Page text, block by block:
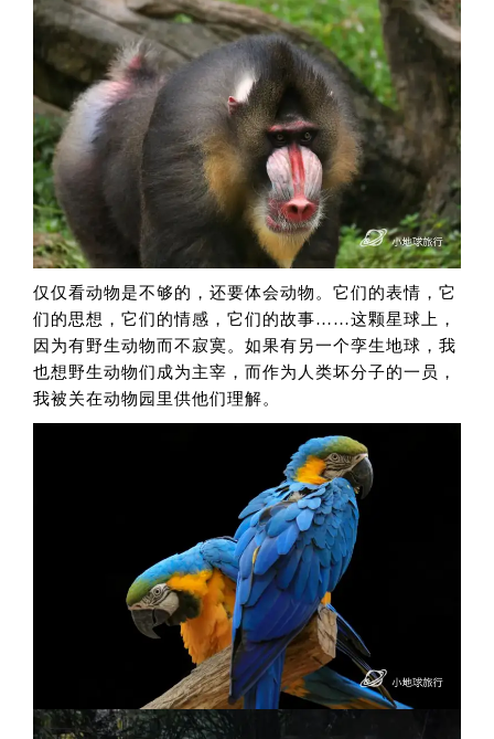
仅仅看动物是不够的，还要体会动物。它们的表情，它
们的思想，它们的情感，它们的故事……这颗星球上，
因为有野生动物而不寂寞。如果有另一个孪生地球，我
也想野生动物们成为主宰，而作为人类坏分子的一员，
我被关在动物园里供他们理解。